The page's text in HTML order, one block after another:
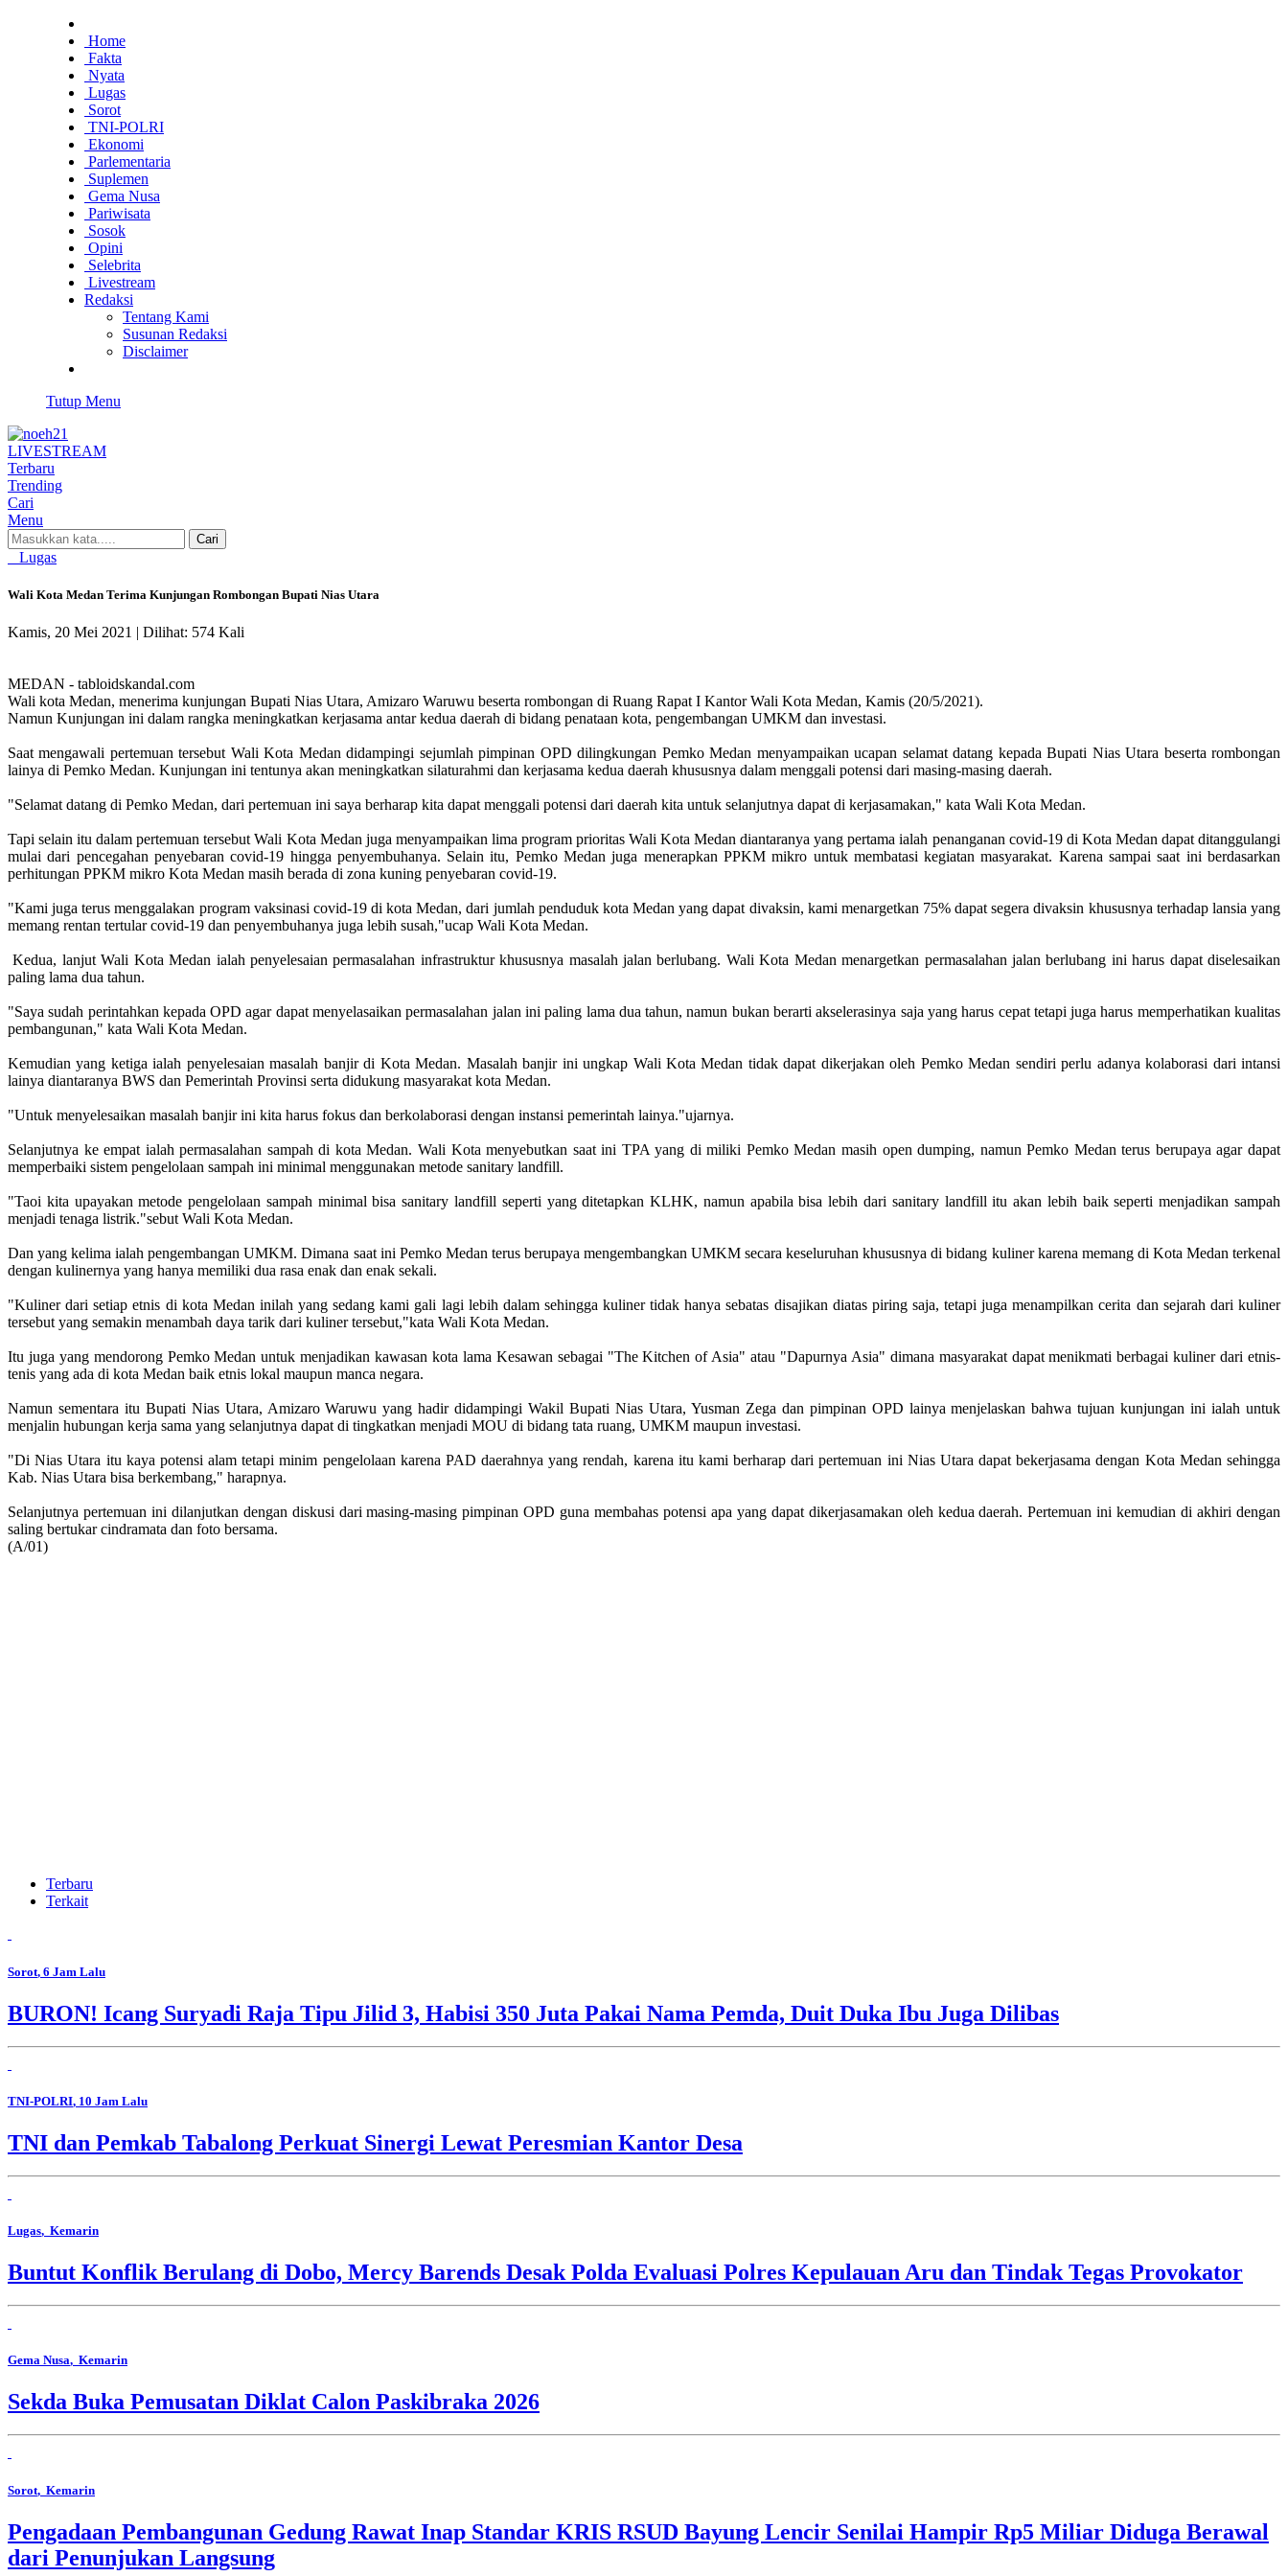
Home
Fakta
Nyata
Lugas
Sorot
TNI-POLRI
Ekonomi
Parlementaria
Suplemen
Gema Nusa
Pariwisata
Sosok
Opini
Selebrita
Livestream
Redaksi
Tentang Kami
Susunan Redaksi
Disclaimer
Tutup Menu
LIVESTREAM
Terbaru
Trending
Cari
Menu
Cari
Lugas
Wali Kota Medan Terima Kunjungan Rombongan Bupati Nias Utara
Kamis, 20 Mei 2021 | Dilihat: 574 Kali
MEDAN - tabloidskandal.com
Wali kota Medan, menerima kunjungan Bupati Nias Utara, Amizaro Waruwu beserta rombongan di Ruang Rapat I Kantor Wali Kota Medan, Kamis (20/5/2021).
Namun Kunjungan ini dalam rangka meningkatkan kerjasama antar kedua daerah di bidang penataan kota, pengembangan UMKM dan investasi.
Saat mengawali pertemuan tersebut Wali Kota Medan didampingi sejumlah pimpinan OPD dilingkungan Pemko Medan menyampaikan ucapan selamat datang kepada Bupati Nias Utara beserta rombongan
lainya di Pemko Medan. Kunjungan ini tentunya akan meningkatkan silaturahmi dan kerjasama kedua daerah khususnya dalam menggali potensi dari masing-masing daerah.
"Selamat datang di Pemko Medan, dari pertemuan ini saya berharap kita dapat menggali potensi dari daerah kita untuk selanjutnya dapat di kerjasamakan," kata Wali Kota Medan.
Tapi selain itu dalam pertemuan tersebut Wali Kota Medan juga menyampaikan lima program prioritas Wali Kota Medan diantaranya yang pertama ialah penanganan covid-19 di Kota Medan dapat ditanggulangi
mulai dari pencegahan penyebaran covid-19 hingga penyembuhanya. Selain itu, Pemko Medan juga menerapkan PPKM mikro untuk membatasi kegiatan masyarakat. Karena sampai saat ini berdasarkan
perhitungan PPKM mikro Kota Medan masih berada di zona kuning penyebaran covid-19.
"Kami juga terus menggalakan program vaksinasi covid-19 di kota Medan, dari jumlah penduduk kota Medan yang dapat divaksin, kami menargetkan 75% dapat segera divaksin khususnya terhadap lansia yang
memang rentan tertular covid-19 dan penyembuhanya juga lebih susah,"ucap Wali Kota Medan.
Kedua, lanjut Wali Kota Medan ialah penyelesaian permasalahan infrastruktur khususnya masalah jalan berlubang. Wali Kota Medan menargetkan permasalahan jalan berlubang ini harus dapat diselesaikan
paling lama dua tahun.
"Saya sudah perintahkan kepada OPD agar dapat menyelasaikan permasalahan jalan ini paling lama dua tahun, namun bukan berarti akselerasinya saja yang harus cepat tetapi juga harus memperhatikan kualitas
pembangunan," kata Wali Kota Medan.
Kemudian yang ketiga ialah penyelesaian masalah banjir di Kota Medan. Masalah banjir ini ungkap Wali Kota Medan tidak dapat dikerjakan oleh Pemko Medan sendiri perlu adanya kolaborasi dari intansi
lainya diantaranya BWS dan Pemerintah Provinsi serta didukung masyarakat kota Medan.
"Untuk menyelesaikan masalah banjir ini kita harus fokus dan berkolaborasi dengan instansi pemerintah lainya."ujarnya.
Selanjutnya ke empat ialah permasalahan sampah di kota Medan. Wali Kota menyebutkan saat ini TPA yang di miliki Pemko Medan masih open dumping, namun Pemko Medan terus berupaya agar dapat
memperbaiki sistem pengelolaan sampah ini minimal menggunakan metode sanitary landfill.
"Taoi kita upayakan metode pengelolaan sampah minimal bisa sanitary landfill seperti yang ditetapkan KLHK, namun apabila bisa lebih dari sanitary landfill itu akan lebih baik seperti menjadikan sampah
menjadi tenaga listrik."sebut Wali Kota Medan.
Dan yang kelima ialah pengembangan UMKM. Dimana saat ini Pemko Medan terus berupaya mengembangkan UMKM secara keseluruhan khususnya di bidang kuliner karena memang di Kota Medan terkenal
dengan kulinernya yang hanya memiliki dua rasa enak dan enak sekali.
"Kuliner dari setiap etnis di kota Medan inilah yang sedang kami gali lagi lebih dalam sehingga kuliner tidak hanya sebatas disajikan diatas piring saja, tetapi juga menampilkan cerita dan sejarah dari kuliner
tersebut yang semakin menambah daya tarik dari kuliner tersebut,"kata Wali Kota Medan.
Itu juga yang mendorong Pemko Medan untuk menjadikan kawasan kota lama Kesawan sebagai "The Kitchen of Asia" atau "Dapurnya Asia" dimana masyarakat dapat menikmati berbagai kuliner dari etnis-
tenis yang ada di kota Medan baik etnis lokal maupun manca negara.
Namun sementara itu Bupati Nias Utara, Amizaro Waruwu yang hadir didampingi Wakil Bupati Nias Utara, Yusman Zega dan pimpinan OPD lainya menjelaskan bahwa tujuan kunjungan ini ialah untuk
menjalin hubungan kerja sama yang selanjutnya dapat di tingkatkan menjadi MOU di bidang tata ruang, UMKM maupun investasi.
"Di Nias Utara itu kaya potensi alam tetapi minim pengelolaan karena PAD daerahnya yang rendah, karena itu kami berharap dari pertemuan ini Nias Utara dapat bekerjasama dengan Kota Medan sehingga
Kab. Nias Utara bisa berkembang," harapnya.
Selanjutnya pertemuan ini dilanjutkan dengan diskusi dari masing-masing pimpinan OPD guna membahas potensi apa yang dapat dikerjasamakan oleh kedua daerah. Pertemuan ini kemudian di akhiri dengan
saling bertukar cindramata dan foto bersama.
(A/01)
Terbaru
Terkait
Sorot, 6 Jam Lalu
BURON! Icang Suryadi Raja Tipu Jilid 3, Habisi 350 Juta Pakai Nama Pemda, Duit Duka Ibu Juga Dilibas
TNI-POLRI, 10 Jam Lalu
TNI dan Pemkab Tabalong Perkuat Sinergi Lewat Peresmian Kantor Desa
Lugas, Kemarin
Buntut Konflik Berulang di Dobo, Mercy Barends Desak Polda Evaluasi Polres Kepulauan Aru dan Tindak Tegas Provokator
Gema Nusa, Kemarin
Sekda Buka Pemusatan Diklat Calon Paskibraka 2026
Sorot, Kemarin
Pengadaan Pembangunan Gedung Rawat Inap Standar KRIS RSUD Bayung Lencir Senilai Hampir Rp5 Miliar Diduga Berawal
dari Penunjukan Langsung